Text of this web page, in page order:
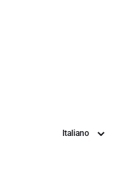
Lingua